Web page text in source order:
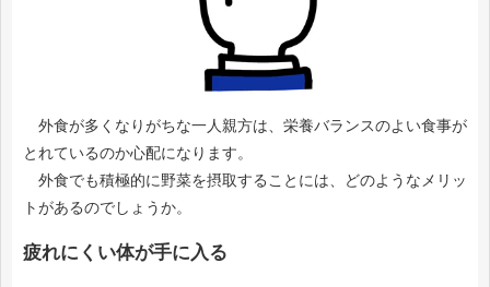
外食が多くなりがちな一人親方は、栄養バランスのよい食事が
とれているのか心配になります。
外食でも積極的に野菜を摂取することには、どのようなメリッ
トがあるのでしょうか。
疲れにくい体が手に入る